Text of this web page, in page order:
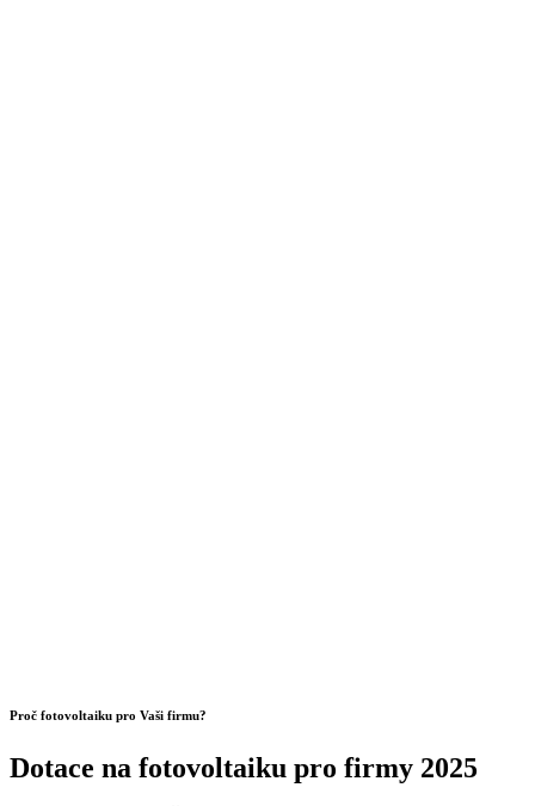
Proč fotovoltaiku pro Vaši firmu?
Dotace na fotovoltaiku pro firmy 2025